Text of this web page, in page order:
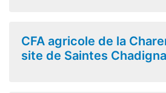
CFA agricole de la
site de Saintes